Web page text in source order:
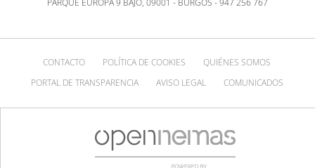
PARQUE EUROPA 9 BAJO, 09001 - BURGOS - 947 256 767
CONTACTO POLÍTICA DE COOKIES
QUIÉNES SOMOS
PORTAL DE TRANSPARENCIA
AVISO LEGAL COMUNICADOS